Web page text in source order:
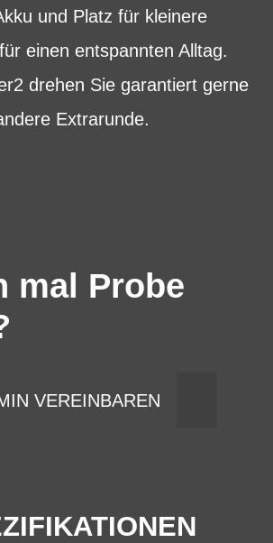
und Platz für kleinere
einen entspannten Alltag.
drehen Sie garantiert gerne
Extrarunde.
mal Probe
VEREINBAREN